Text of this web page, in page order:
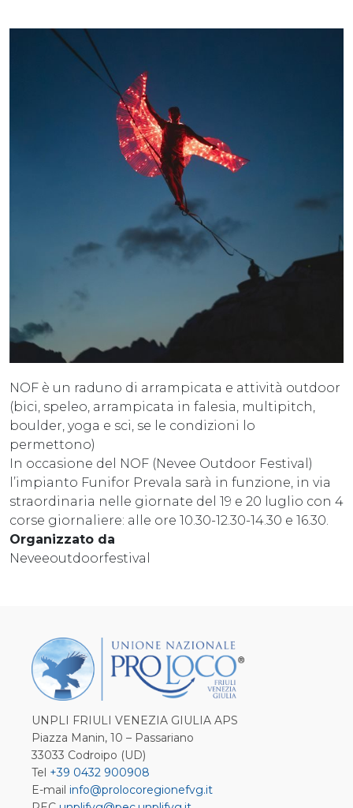
NOF è un raduno di arrampicata e attività outdoor
(bici, speleo, arrampicata in falesia, multipitch,
boulder, yoga e sci, se le condizioni lo
permettono)
In occasione del NOF (Nevee Outdoor Festival)
l’impianto Funifor Prevala sarà in funzione, in via
straordinaria nelle giornate del 19 e 20 luglio con 4
corse giornaliere: alle ore 10.30-12.30-14.30 e 16.30.
Organizzato da
Neveeoutdoorfestival
UNPLI FRIULI VENEZIA GIULIA APS
Piazza Manin, 10 – Passariano
33033 Codroipo (UD)
Tel +39 0432 900908
E-mail info@prolocoregionefvg.it